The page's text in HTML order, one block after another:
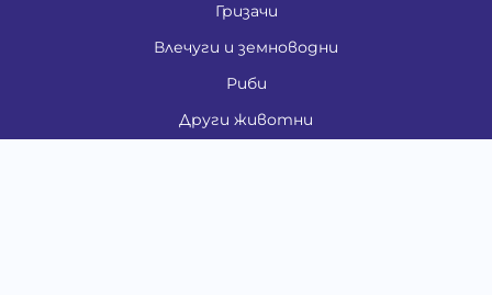
Гризачи
Влечуги и земноводни
Риби
Други животни